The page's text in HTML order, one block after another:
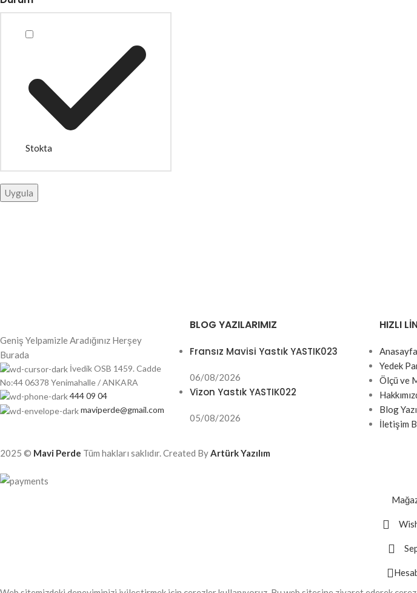
Stokta
Uygula
Geniş Yelpamizle Aradığınız Herşey
Burada
İvedik OSB 1459. Cadde
No:44 06378 Yenimahalle / ANKARA
444 09 04
maviperde@gmail.com
BLOG YAZILARIMIZ
Fransız Mavisi Yastık YASTIK023
06/08/2026
Vizon Yastık YASTIK022
05/08/2026
HIZLI
Anasayfa
Yedek
Ölçü ve
Blog
İletişim
2025 © Mavi Perde Tüm hakları saklıdır. Created By Artürk Yazılım